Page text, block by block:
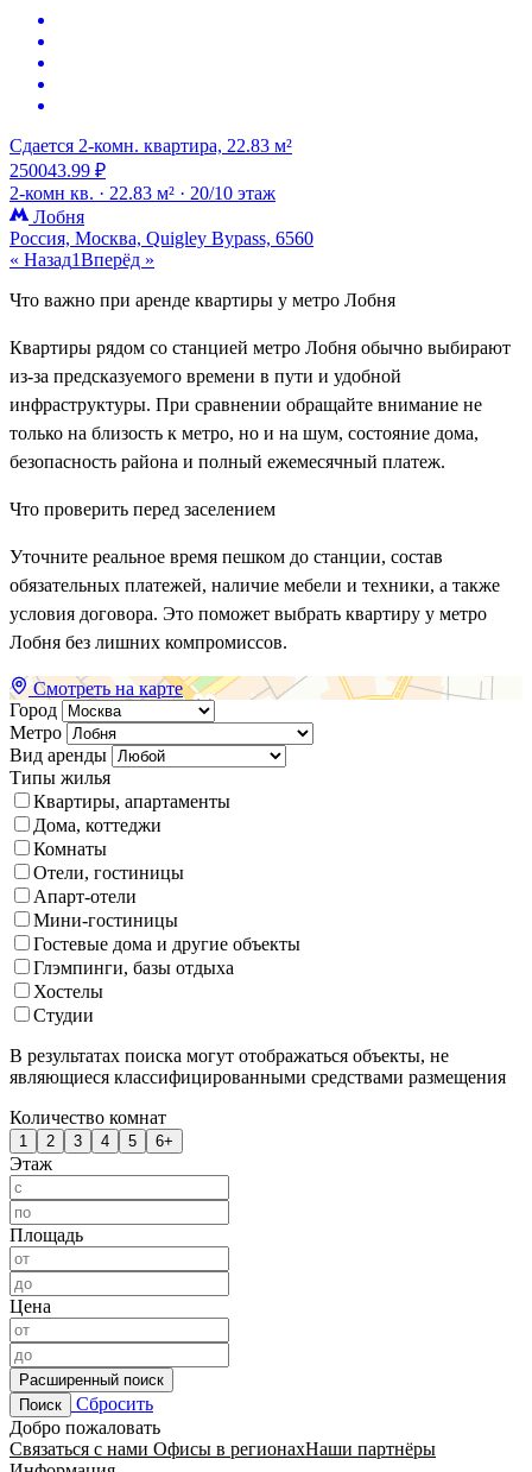
Сдается 2-комн. квартира, 22.83 м²
250043.99 ₽
2-комн кв. · 22.83 м² · 20/10 этаж
Лобня
Россия, Москва, Quigley Bypass, 6560
« Назад1Вперёд »
Что важно при аренде квартиры у метро Лобня
Квартиры рядом со станцией метро Лобня обычно выбирают
из-за предсказуемого времени в пути и удобной
инфраструктуры. При сравнении обращайте внимание не
только на близость к метро, но и на шум, состояние дома,
безопасность района и полный ежемесячный платеж.
Что проверить перед заселением
Уточните реальное время пешком до станции, состав
обязательных платежей, наличие мебели и техники, а также
условия договора. Это поможет выбрать квартиру у метро
Лобня без лишних компромиссов.
Смотреть на карте
Город
Метро
Вид аренды
Типы жилья
Квартиры, апартаменты
Дома, коттеджи
Комнаты
Отели, гостиницы
Апарт-отели
Мини-гостиницы
Гостевые дома и другие объекты
Глэмпинги, базы отдыха
Хостелы
Студии
В результатах поиска могут отображаться объекты, не
являющиеся классифицированными средствами размещения
Количество комнат
1 2 3 4 5 6+
Этаж
Площадь
Цена
Расширенный поиск
Поиск
Сбросить
Добро пожаловать
Связаться с нами Офисы в регионахНаши партнёры